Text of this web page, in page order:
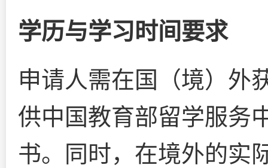
学历与学习时间要求
申请人需在国（境）外
供中国教育部留学服务
书。同时，在境外的实